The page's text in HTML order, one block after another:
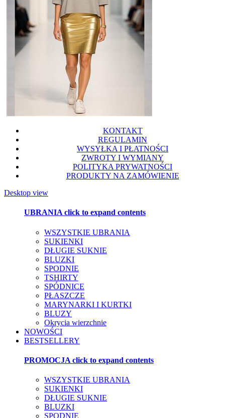
KONTAKT
REGULAMIN
WYSYŁKA I PŁATNOŚCI
ZWROTY I WYMIANY
POLITYKA PRYWATNOŚCI
PRODUKTY NA ZAMÓWIENIE
Desktop view
UBRANIAclick to expand contents
WSZYSTKIE UBRANIA
SUKIENKI
DŁUGIE SUKNIE
BLUZKI
SPODNIE
TSHIRTY
SPÓDNICE
PŁASZCZE
MARYNARKI I KURTKI
BLUZY
Okrycia wierzchnie
NOWOŚCI
BESTSELLERY
PROMOCJA click to expand contents
WSZYSTKIE UBRANIA
SUKIENKI
DŁUGIE SUKNIE
BLUZKI
SPODNIE